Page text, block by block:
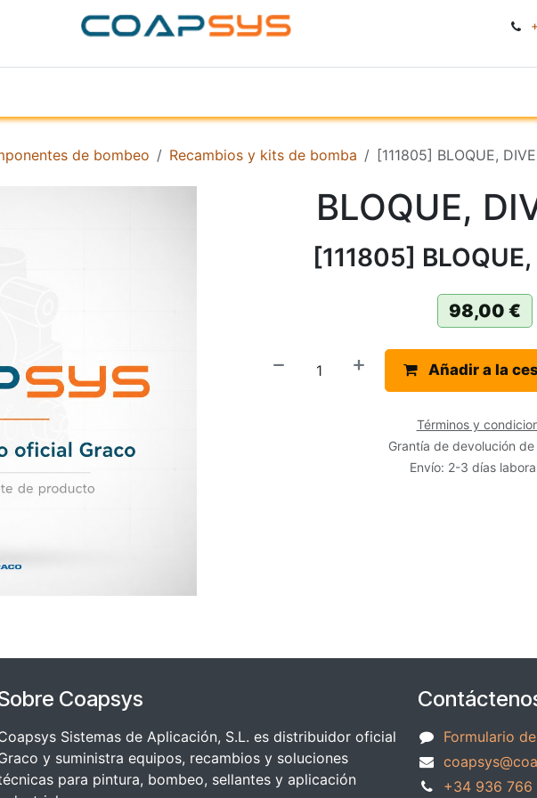
de bombeo Recambios y kits de bomba [111805] BLOQUE,
BLOQUE,
[111805] BLOQUE,
98,00 €
Añadir a la
Términos y
Grantía de devolución
Envío: 2-3 días
Coapsys
Sistemas de Aplicación, S.L. es distribuidor oficial
y suministra equipos, recambios y soluciones
para pintura, bombeo, sellantes y aplicación
Formulario
+34 936 766